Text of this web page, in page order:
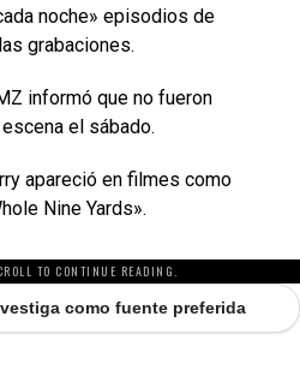
noche» episodios de
grabaciones.
informó que no fueron
el sábado.
apareció en filmes como
Nine Yards».
TO CONTINUE READING.
como fuente preferida